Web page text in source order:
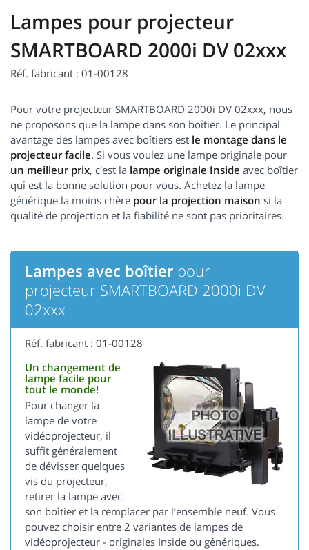
Lampes pour projecteur
SMARTBOARD 2000i DV 02xxx
Réf. fabricant : 01-00128
Pour votre projecteur SMARTBOARD 2000i DV 02xxx, nous
ne proposons que la lampe dans son boîtier. Le principal
avantage des lampes avec boîtiers est le montage dans le
projecteur facile. Si vous voulez une lampe originale pour
un meilleur prix, c'est la lampe originale Inside avec boîtier
qui est la bonne solution pour vous. Achetez la lampe
générique la moins chère pour la projection maison si la
qualité de projection et la fiabilité ne sont pas prioritaires.
Lampes avec boîtier pour
projecteur SMARTBOARD 2000i DV
02xxx
Réf. fabricant : 01-00128
Un changement de
lampe facile pour
tout le monde!
Pour changer la
lampe de votre
vidéoprojecteur, il
suffit généralement
de dévisser quelques
vis du projecteur,
retirer la lampe avec
son boîtier et la remplacer par l’ensemble neuf. Vous
pouvez choisir entre 2 variantes de lampes de
vidéoprojecteur - originales Inside ou génériques.